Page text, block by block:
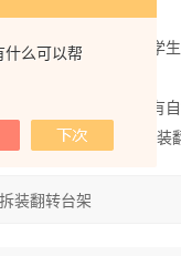
什么可以帮
在翻转架上。
意位置锁止，便于学
理。翻转架底部带有
5.规格尺寸拆装